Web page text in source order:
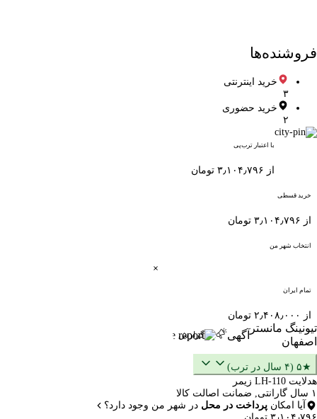
فروشنده‌ها
خرید اینترنتی
۳
خرید حضوری
۲
با اعتبار ترب‌پی
از ۳٫۱۰۴٫۷۹۶ تومان
خرید قسطی
از ۳٫۱۰۴٫۷۹۶ تومان
انتخاب شهر من
تمام ایران
از ۲٫۴۰۸٫۰۰۰ تومان
تیونینگ مانستر
اصفهان
آگهی گزارش
★۵ (۴ سال در ترب)
هدلایت LH-110 زیمر
۱ سال گارانتی, ضمانت اصالت کالا
آیا امکان پرداخت در محل در شهر من وجود دارد؟